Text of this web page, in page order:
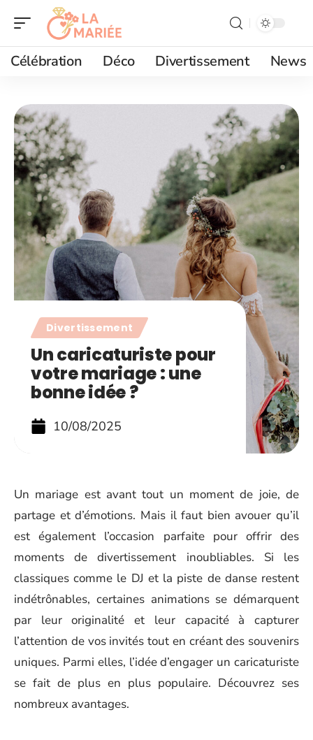
Célébration Déco Divertissement News
Divertissement
Un caricaturiste pour
votre mariage : une
bonne idée ?
10/08/2025
Un mariage est avant tout un moment de joie, de
partage et d’émotions. Mais il faut bien avouer qu’il
est également l’occasion parfaite pour offrir des
moments de divertissement inoubliables. Si les
classiques comme le DJ et la piste de danse restent
indétrônables, certaines animations se démarquent
par leur originalité et leur capacité à capturer
l’attention de vos invités tout en créant des souvenirs
uniques. Parmi elles, l’idée d’engager un caricaturiste
se fait de plus en plus populaire. Découvrez ses
nombreux avantages.